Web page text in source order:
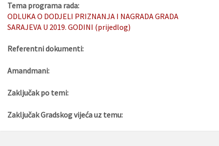
Tema programa rada:
ODLUKA O DODJELI PRIZNANJA I NAGRADA GRADA
SARAJEVA U 2019. GODINI (prijedlog)
Referentni dokumenti:
Amandmani:
Zaključak po temi:
Zaključak Gradskog vijeća uz temu: